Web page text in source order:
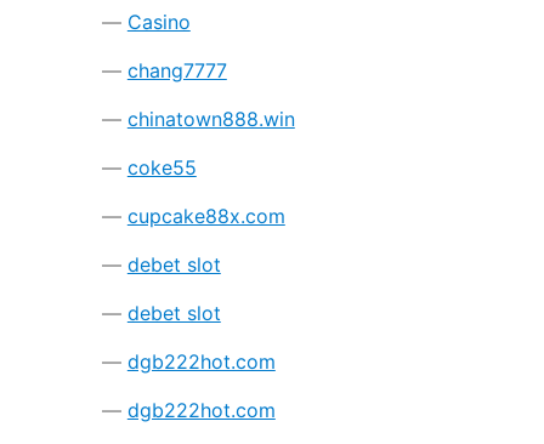
Casino
chang7777
chinatown888.win
coke55
cupcake88x.com
debet slot
debet slot
dgb222hot.com
dgb222hot.com